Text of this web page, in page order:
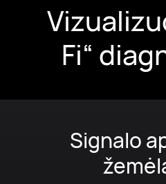
Fi“
Išmani
Gaukite